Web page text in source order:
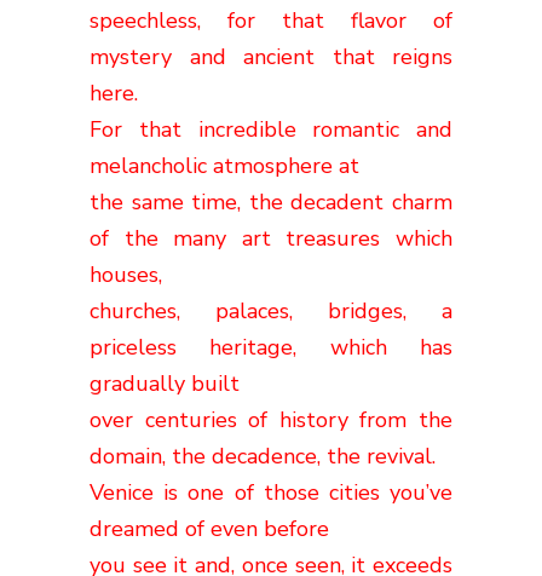
speechless, for that flavor of
mystery and ancient that reigns
here.
For that incredible romantic and
melancholic atmosphere at
the same time, the decadent charm
of the many art treasures which
houses,
churches, palaces, bridges, a
priceless heritage, which has
gradually built
over centuries of history from the
domain, the decadence, the revival.
Venice is one of those cities you’ve
dreamed of even before
you see it and, once seen, it exceeds